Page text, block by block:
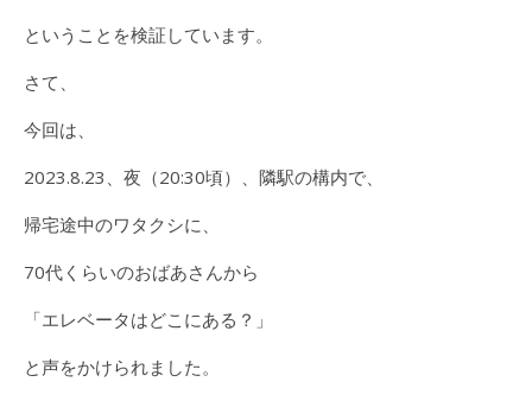
ということを検証しています。
さて、
今回は、
2023.8.23、夜（20:30頃）、隣駅の構内で、
帰宅途中のワタクシに、
70代くらいのおばあさんから
「エレベータはどこにある？」
と声をかけられました。